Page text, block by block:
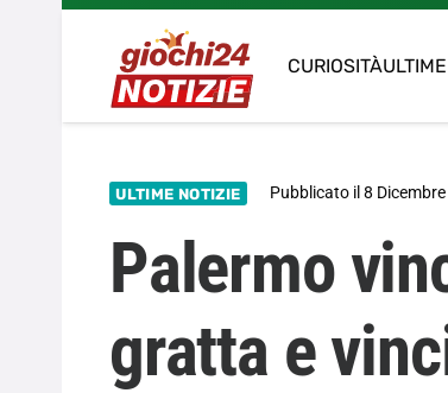
CURIOSITÀ
ULTIME NOTIZIE Pubblicato il8
Palermo
gratta e